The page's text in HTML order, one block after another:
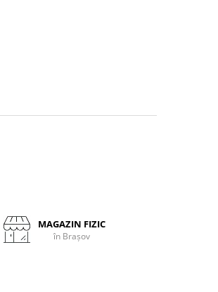
MAGAZIN FIZIC
în Brașov